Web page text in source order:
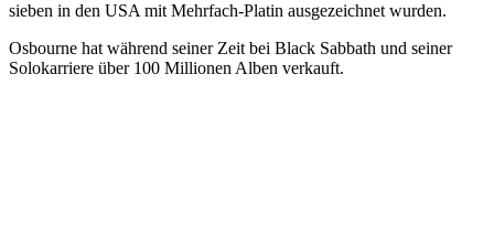
sieben in den USA mit Mehrfach-Platin ausgezeichnet wurden.
Osbourne hat während seiner Zeit bei Black Sabbath und seiner
Solokarriere über 100 Millionen Alben verkauft.